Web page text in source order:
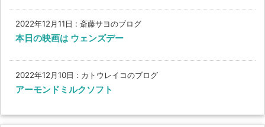
2022年12月11日 : 斎藤サヨのブログ
本日の映画は ウェンズデー
2022年12月10日 : カトウレイコのブログ
アーモンドミルクソフト